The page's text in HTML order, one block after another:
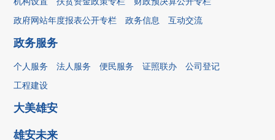
政府网站年度报表公开专栏
政务信息 互动交流
政务服务
个人服务 法人服务 便民服务 证照联办
公司登记
工程建设
大美雄安
雄安未来